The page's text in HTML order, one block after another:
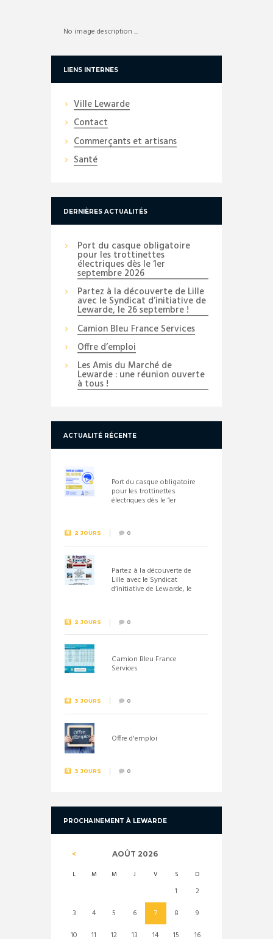
No image description ...
LIENS INTERNES
Ville Lewarde
Contact
Commerçants et artisans
Santé
DERNIÈRES ACTUALITÉS
Port du casque obligatoire
pour les trottinettes
électriques dès le 1er
septembre 2026
Partez à la découverte de Lille
avec le Syndicat d’initiative de
Lewarde, le 26 septembre !
Camion Bleu France Services
Offre d’emploi
Les Amis du Marché de
Lewarde : une réunion ouverte
à tous !
ACTUALITÉ RÉCENTE
Port du casque obligatoire
pour les trottinettes
électriques dès le 1er
2 JOURS 0
Partez à la découverte de
Lille avec le Syndicat
d’initiative de Lewarde, le
2 JOURS 0
Camion Bleu France
Services
3 JOURS 0
Offre d'emploi
3 JOURS 0
PROCHAINEMENT À LEWARDE
AOÛT 2026
L M M J V S D
1
2
3
4 5 6 7 8
9
10
11 12 13 14 15 16